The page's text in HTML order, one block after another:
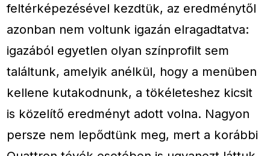
feltérképezésével kezdtük, az eredménytől
azonban nem voltunk igazán elragadtatva:
igazából egyetlen olyan színprofilt sem
találtunk, amelyik anélkül, hogy a menüben
kellene kutakodnunk, a tökéleteshez kicsit
is közelítő eredményt adott volna. Nagyon
persze nem lepődtünk meg, mert a korábbi